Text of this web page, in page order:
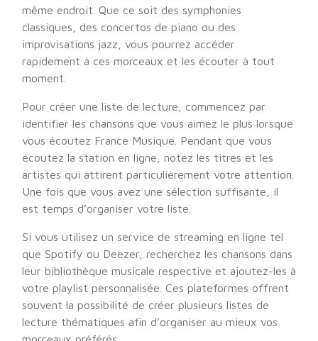
même endroit. Que ce soit des symphonies
classiques, des concertos de piano ou des
improvisations jazz, vous pourrez accéder
rapidement à ces morceaux et les écouter à tout
moment.
Pour créer une liste de lecture, commencez par
identifier les chansons que vous aimez le plus lorsque
vous écoutez France Musique. Pendant que vous
écoutez la station en ligne, notez les titres et les
artistes qui attirent particulièrement votre attention.
Une fois que vous avez une sélection suffisante, il
est temps d’organiser votre liste.
Si vous utilisez un service de streaming en ligne tel
que Spotify ou Deezer, recherchez les chansons dans
leur bibliothèque musicale respective et ajoutez-les à
votre playlist personnalisée. Ces plateformes offrent
souvent la possibilité de créer plusieurs listes de
lecture thématiques afin d’organiser au mieux vos